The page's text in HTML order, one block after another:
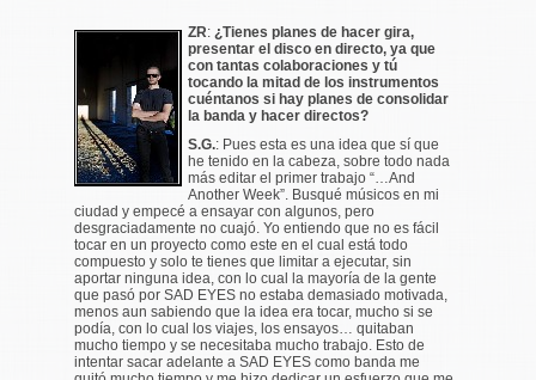
ZR: ¿Tienes planes de hacer gira,
presentar el disco en directo, ya que
con tantas colaboraciones y tú
tocando la mitad de los instrumentos
cuéntanos si hay planes de consolidar
la banda y hacer directos?
S.G.: Pues esta es una idea que sí que
he tenido en la cabeza, sobre todo nada
más editar el primer trabajo “…And
Another Week”. Busqué músicos en mi
ciudad y empecé a ensayar con algunos, pero
desgraciadamente no cuajó. Yo entiendo que no es fácil
tocar en un proyecto como este en el cual está todo
compuesto y solo te tienes que limitar a ejecutar, sin
aportar ninguna idea, con lo cual la mayoría de la gente
que pasó por SAD EYES no estaba demasiado motivada,
menos aun sabiendo que la idea era tocar, mucho si se
podía, con lo cual los viajes, los ensayos… quitaban
mucho tiempo y se necesitaba mucho trabajo. Esto de
intentar sacar adelante a SAD EYES como banda me